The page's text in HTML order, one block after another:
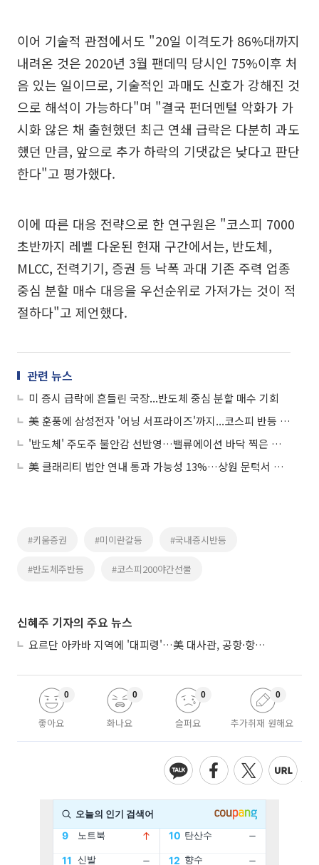
이어 기술적 관점에서도 "20일 이격도가 86%대까지
내려온 것은 2020년 3월 팬데믹 당시인 75%이후 처
음 있는 일이므로, 기술적인 과매도 신호가 강해진 것
으로 해석이 가능하다"며 "결국 펀더멘털 악화가 가
시화 않은 채 출현했던 최근 연쇄 급락은 다분히 과도
했던 만큼, 앞으로 추가 하락의 기댓값은 낮다고 판단
한다"고 평가했다.
이에 따른 대응 전략으로 한 연구원은 "코스피 7000
초반까지 레벨 다운된 현재 구간에서는, 반도체,
MLCC, 전력기기, 증권 등 낙폭 과대 기존 주력 업종
중심 분할 매수 대응을 우선순위로 가져가는 것이 적
절하다"고 제언했다.
관련 뉴스
미 증시 급락에 흔들린 국장...반도체 중심 분할 매수 기회
美 훈풍에 삼성전자 '어닝 서프라이즈'까지...코스피 반등 탄력 붙나
'반도체' 주도주 불안감 선반영…밸류에이션 바닥 찍은 코스피, 안도감 유입 기대
美 클래리티 법안 연내 통과 가능성 13%…상원 문턱서 제동
#키움증권 #미이란갈등 #국내증시반등
#반도체주반등 #코스피200야간선물
신혜주 기자의 주요 뉴스
요르단 아카바 지역에 '대피령'…美 대사관, 공항·항구 접근 금지 권고
좋아요
0
화나요
0
슬퍼요
0
추가취재 원해요
0